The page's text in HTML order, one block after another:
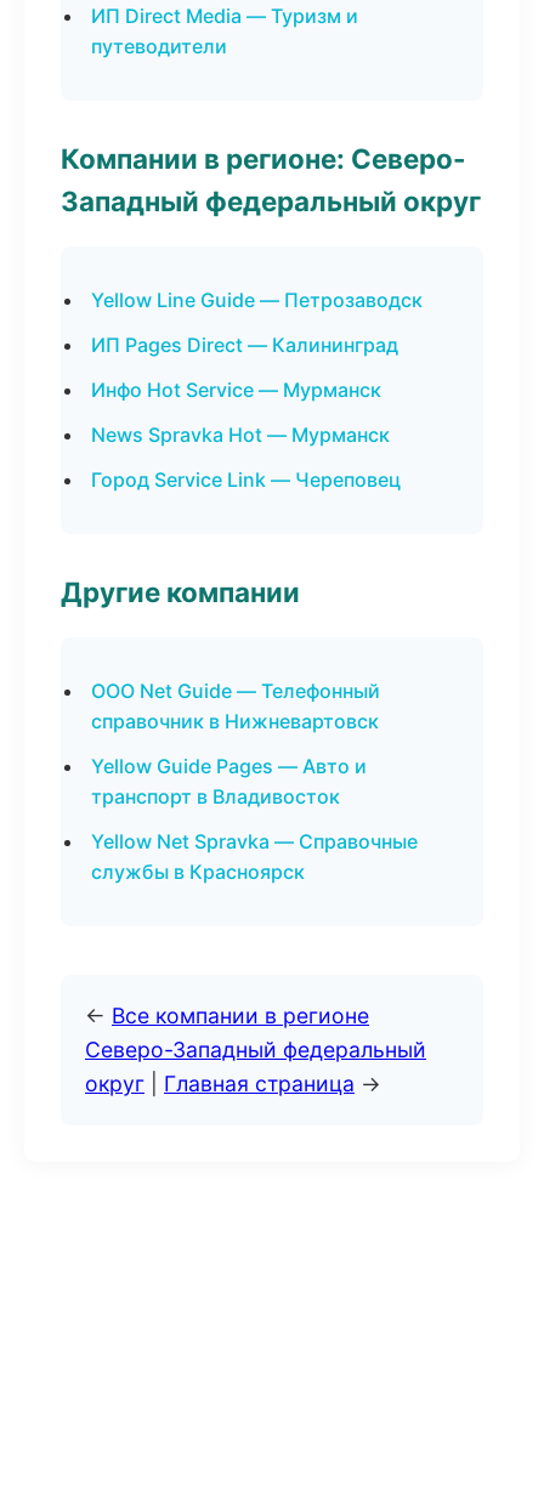
ИП Direct Media — Туризм и
путеводители
Компании в регионе: Северо-
Западный федеральный округ
Yellow Line Guide — Петрозаводск
ИП Pages Direct — Калининград
Инфо Hot Service — Мурманск
News Spravka Hot — Мурманск
Город Service Link — Череповец
Другие компании
ООО Net Guide — Телефонный
справочник в Нижневартовск
Yellow Guide Pages — Авто и
транспорт в Владивосток
Yellow Net Spravka — Справочные
службы в Красноярск
← Все компании в регионе
Северо-Западный федеральный
округ
Главная страница →